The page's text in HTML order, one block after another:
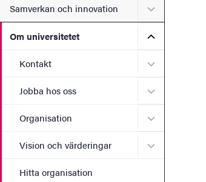
Samverkan och innovation Undermeny
Om universitetet
Kontakt Undermeny
Jobba hos oss
Organisation Undermeny
Vision och värderingar
Hitta organisation